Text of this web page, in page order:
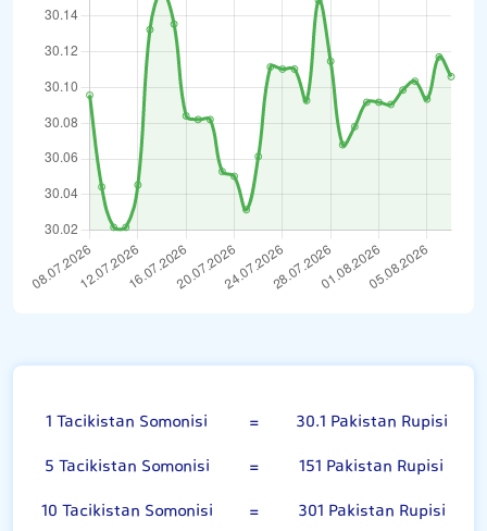
1 Tacikistan Somonisi =
30.1 Pakistan Rupisi
5 Tacikistan Somonisi
=
151 Pakistan Rupisi
10 Tacikistan Somonisi
=
301 Pakistan Rupisi